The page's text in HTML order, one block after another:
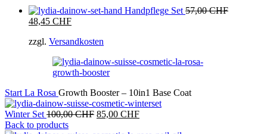
Handpflege Set 57,00CHF
Ursprünglicher
war:
48,45 CHFAktueller
ist:
zzgl. Versandkosten
Start La Rosa Growth Booster – 10in1 Base Coat
Winter Set 100,00CHF Ursprünglicher
85,00 CHFAktueller
Back to products